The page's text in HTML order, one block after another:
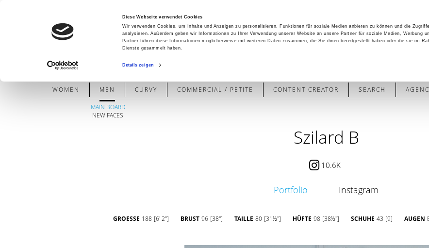
Diese Webseite verwendet Cookies
Wir verwenden Cookies, um Inhalte und Anzeigen zu personalisieren, Funktionen für soziale Medien anbieten zu können und die
analysieren. Außerdem geben wir Informationen zu Ihrer Verwendung unserer Website an unsere Partner für soziale Medien, Werbung
Partner führen diese Informationen möglicherweise mit weiteren Daten zusammen, die Sie ihnen bereitgestellt haben oder die sie im
Dienste gesammelt haben.
Details zeigen
WOMEN MEN
MAIN BOARD
NEW FACES
CURVY COMMERCIAL / PETITE CONTENT CREATOR SEARCH
Szilard B
10.6K
Portfolio Instagram
GROESSE 188 [6' 2''] BRUST 96 [38''] TAILLE 80 [31½''] HÜFTE 98 [38½''] SCHUHE 43 [9] AUGEN